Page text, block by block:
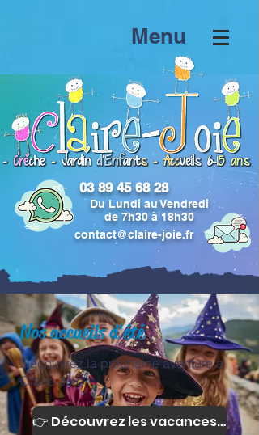
Menu
03 89 45 68 28
Du Lundi au Vendredi
de 7h30 à 18h30
contact@claire-joie.fr
Nos accueils d'été
Découvrez la prochaine aventure à
Claire-Joie.
👉 Découvrez les vacances de l'été 2026